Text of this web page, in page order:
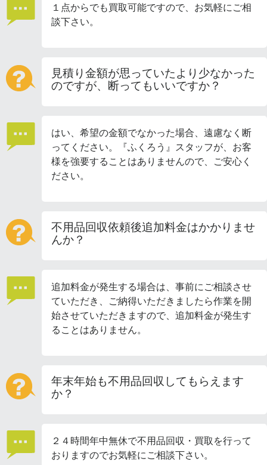
１点からでも買取可能ですので、お気軽にご相
談下さい。
見積り金額が思っていたより少なかった
のですが、断ってもいいですか？
はい、希望の金額でなかった場合、遠慮なく断
ってください。『ふくろう』スタッフが、お客
様を強要することはありませんので、ご安心く
ださい。
不用品回収依頼後追加料金はかかりませ
んか？
追加料金が発生する場合は、事前にご相談させ
ていただき、ご納得いただきましたら作業を開
始させていただきますので、追加料金が発生す
ることはありません。
年末年始も不用品回収してもらえます
か？
２４時間年中無休で不用品回収・買取を行って
おりますのでお気軽にご相談下さい。